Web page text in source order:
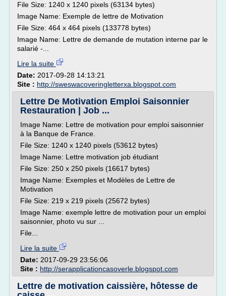
File Size: 1240 x 1240 pixels (63134 bytes)
Image Name: Exemple de lettre de Motivation
File Size: 464 x 464 pixels (133778 bytes)
Image Name: Lettre de demande de mutation interne par le
salarié -...
Lire la suite
Date: 2017-09-28 14:13:21
Site : http://sweswacoveringletterxa.blogspot.com
Lettre De Motivation Emploi Saisonnier
Restauration | Job ...
Image Name: Lettre de motivation pour emploi saisonnier
à la Banque de France.
File Size: 1240 x 1240 pixels (53612 bytes)
Image Name: Lettre motivation job étudiant
File Size: 250 x 250 pixels (16617 bytes)
Image Name: Exemples et Modèles de Lettre de
Motivation
File Size: 219 x 219 pixels (25672 bytes)
Image Name: exemple lettre de motivation pour un emploi
saisonnier, photo vu sur ...
File...
Lire la suite
Date: 2017-09-29 23:56:06
Site : http://serapplicationcasoverle.blogspot.com
Lettre de motivation caissière, hôtesse de